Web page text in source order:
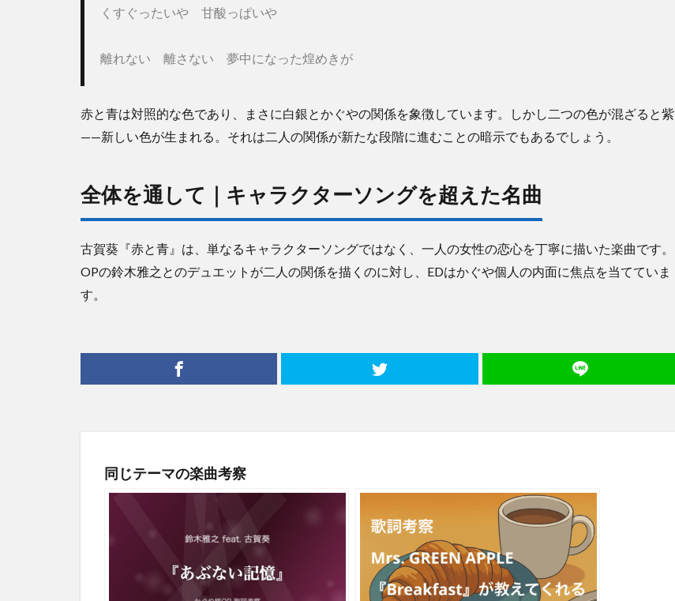
くすぐったいや　甘酸っぱいや
赤と青は対照的な色であり、まさに白銀とかぐやの関係を象徴しています。しかし二つの色が混ざると紫
——新しい色が生まれる。それは二人の関係が新たな段階に進むことの暗示でもあるでしょう。
全体を通して｜キャラクターソングを超えた名曲
古賀葵『赤と青』は、単なるキャラクターソングではなく、一人の女性の恋心を丁寧に描いた楽曲です。
OPの鈴木雅之とのデュエットが二人の関係を描くのに対し、EDはかぐや個人の内面に焦点を当てていま
す。
同じテーマの楽曲考察